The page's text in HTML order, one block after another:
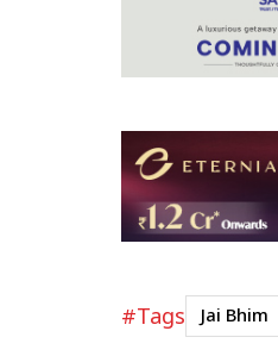
#Tags Jai Bhim